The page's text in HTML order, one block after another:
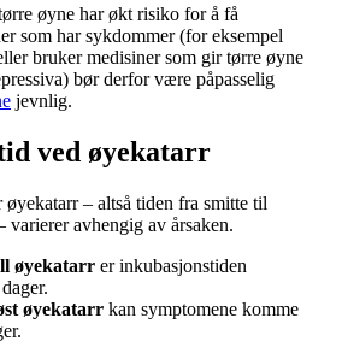
øyne har økt risiko for å få
som har sykdommer (for eksempel
bruker medisiner som gir tørre øyne
bør derfor være påpasselig
jevnlig.
ved øyekatarr
– altså tiden fra smitte til
varierer avhengig av årsaken.
øyekatarr er inkubasjonstiden
øyekatarr kan symptomene komme